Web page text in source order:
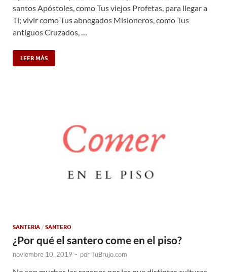
santos Apóstoles, como Tus viejos Profetas, para llegar a
Ti; vivir como Tus abnegados Misioneros, como Tus
antiguos Cruzados, …
LEER MÁS
SANTERIA / SANTERO
¿Por qué el santero come en el piso?
noviembre 10, 2019 - porTuBrujo.com